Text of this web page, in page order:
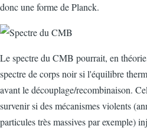
donc une forme de Planck.
Le spectre du CMB pourrait, en
spectre de corps noir si l'équilibre
avant le découplage/recombinaison.
survenir si des mécanismes violents
particules très massives par exemple)